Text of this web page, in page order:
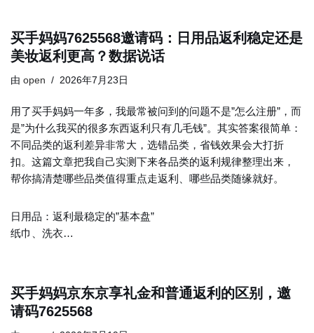
买手妈妈7625568邀请码：日用品返利稳定还是
美妆返利更高？数据说话
由 open 2026年7月23日
用了买手妈妈一年多，我最常被问到的问题不是”怎么注册”，而
是”为什么我买的很多东西返利只有几毛钱”。其实答案很简单：
不同品类的返利差异非常大，选错品类，省钱效果会大打折
扣。这篇文章把我自己实测下来各品类的返利规律整理出来，
帮你搞清楚哪些品类值得重点走返利、哪些品类随缘就好。
日用品：返利最稳定的”基本盘”
纸巾、洗衣…
买手妈妈京东京享礼金和普通返利的区别，邀
请码7625568